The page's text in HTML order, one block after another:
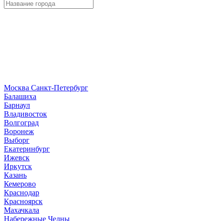
Москва Санкт-Петербург
Балашиха
Барнаул
Владивосток
Волгоград
Воронеж
Выборг
Екатеринбург
Ижевск
Иркутск
Казань
Кемерово
Краснодар
Красноярск
Махачкала
Набережные Челны